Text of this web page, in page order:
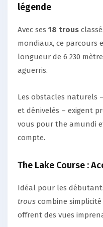
légende
Avec ses 18 trous
mondiaux, ce parcours
longueur de 6 230
aguerris.
Les obstacles naturels
et dénivelés – exigent
vous pour the amundi
compte.
The Lake Course :
Idéal pour les
trous combine
offrent des vues